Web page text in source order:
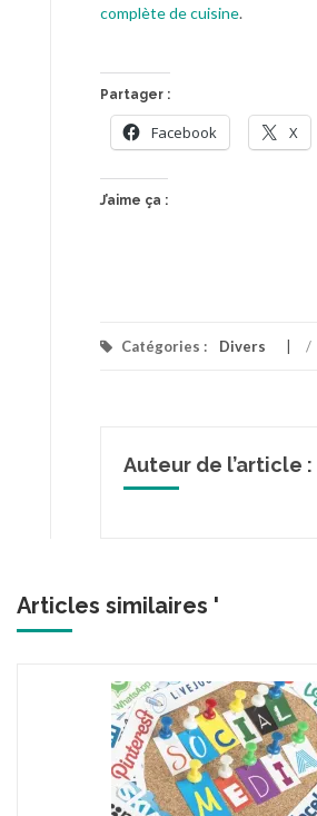
complète de cuisine.
Partager :
Facebook X
J’aime ça :
Catégories : Divers /
Auteur de l’article :
Articles similaires '